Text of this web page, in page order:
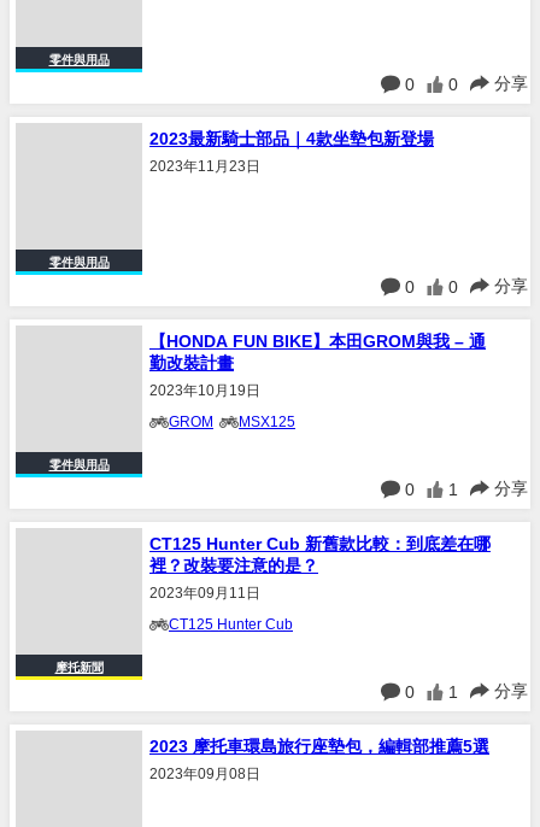
零件與用品
0 0 分享
零件與用品
2023最新騎士部品｜4款坐墊包新登場
2023年11月23日
0 0 分享
零件與用品
【HONDA FUN BIKE】本田GROM與我 – 通
勤改裝計畫
2023年10月19日
GROM MSX125
0 1 分享
摩托新聞
CT125 Hunter Cub 新舊款比較：到底差在哪
裡？改裝要注意的是？
2023年09月11日
CT125 Hunter Cub
0 1 分享
2023 摩托車環島旅行座墊包，編輯部推薦5選
2023年09月08日